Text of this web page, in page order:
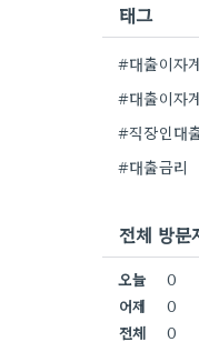
태그
#대출이자
#대출이자
#직장인대
#대출금리
전체 방문
오늘
0
어제
0
전체
0